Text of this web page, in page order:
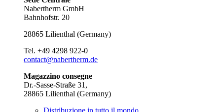
Nabertherm GmbH
Bahnhofstr. 20
28865 Lilienthal (Germany)
Tel. +49 4298 922-0
contact@nabertherm.de
Magazzino consegne
Dr.-Sasse-Straße 31,
28865 Lilienthal (Germany)
Distribuzione in tutto il mondo